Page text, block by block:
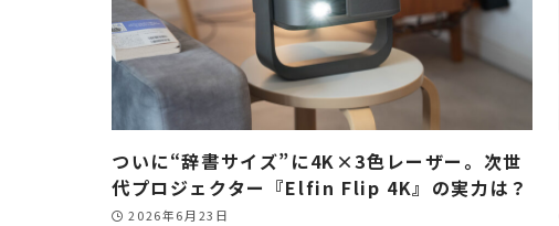
ついに“辞書サイズ”に4K×3色レーザー。次世
代プロジェクター『Elfin Flip 4K』の実力は？
2026年6月23日